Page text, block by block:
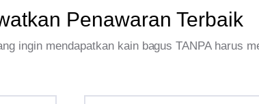
Penawaran Terbaik
ingin mendapatkan kain bagus TANPA harus